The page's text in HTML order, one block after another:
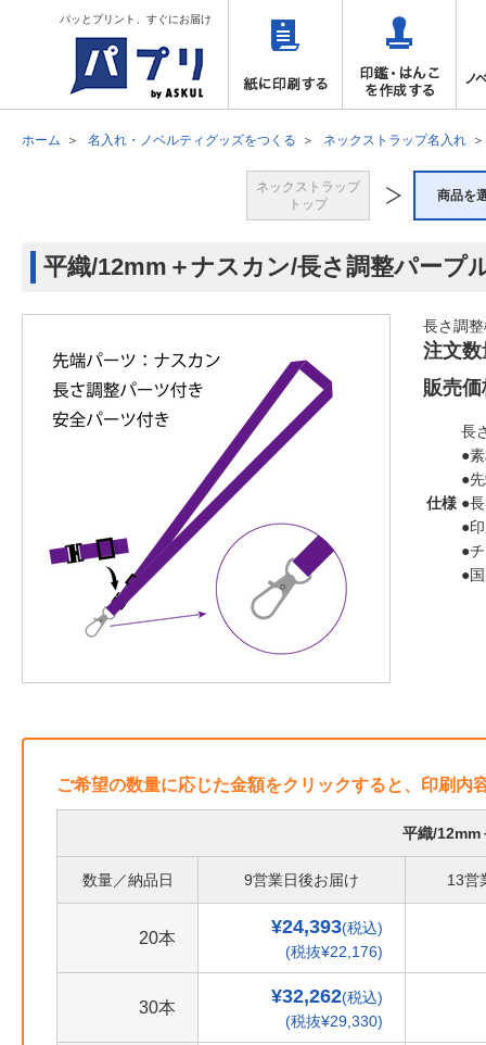
パッとプリント、すぐにお届け
ホーム 名入れ・ノベルティグッズをつくる ネックストラップ名入れ
ネックストラップ
トップ
商品を
平織/12mm＋ナスカン/長さ調整パープ
長さ調
注文数
販売価
仕様
長
●
●
●
●
●
●
ご希望の数量に応じた金額をクリックすると、印刷内
平織/12mm
数量／納品日 9営業日後お届け 13営
20本
¥24,393(税込)
(税抜¥22,176)
30本
¥32,262(税込)
(税抜¥29,330)